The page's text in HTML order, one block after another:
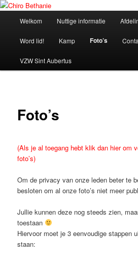
Spring
primaireChiro Bethanie
Welkom Nuttige informatie
Word lid! Kamp Foto’s
VZW Sint Aubertus
Foto’s
(Als je al toegang hebt klik dan hier om
foto’s)
Om de privacy van onze leden beter te
besloten om al onze foto’s niet meer
Jullie kunnen deze nog steeds zien,
toestaan
Hiervoor moet je 3 eenvoudige stappen
staan: